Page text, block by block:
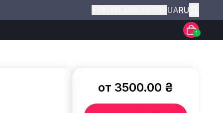
UARU
1
от 3500.00 ₴